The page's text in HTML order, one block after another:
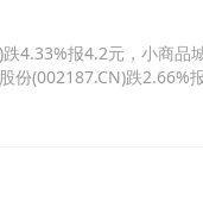
4.33%报4.2元，小商品
份(002187.CN)跌2.66%